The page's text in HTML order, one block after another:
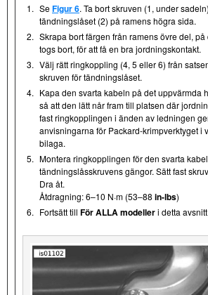
1. SeFigur 6. Ta bort skruven (1, under
tändningslåset (2) på ramens högra sida.
2. Skrapa bort färgen från ramens övre del,
togs bort, för att få en bra jordningskontakt.
3. Välj rätt ringkoppling (4, 5 eller 6) från
skruven för tändningslåset.
4. Kapa den svarta kabeln på det uppvärmda
så att den lätt når fram till platsen där
fast ringkopplingen i änden av ledningen
anvisningarna för Packard-krimpverktyget i
bilaga.
5. Montera ringkopplingen för den svarta
tändningslåsskruvens gängor. Sätt fast
Dra åt.
Åtdragning: 6–10 N·m (53–88 in-lbs)
6. Fortsätt till För ALLA modelleri detta avsnitt.